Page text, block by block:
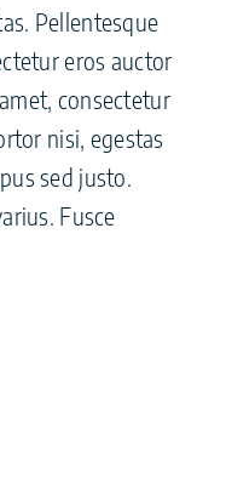
Pellentesque
eros auctor
consectetur
nisi, egestas
sed justo.
Fusce